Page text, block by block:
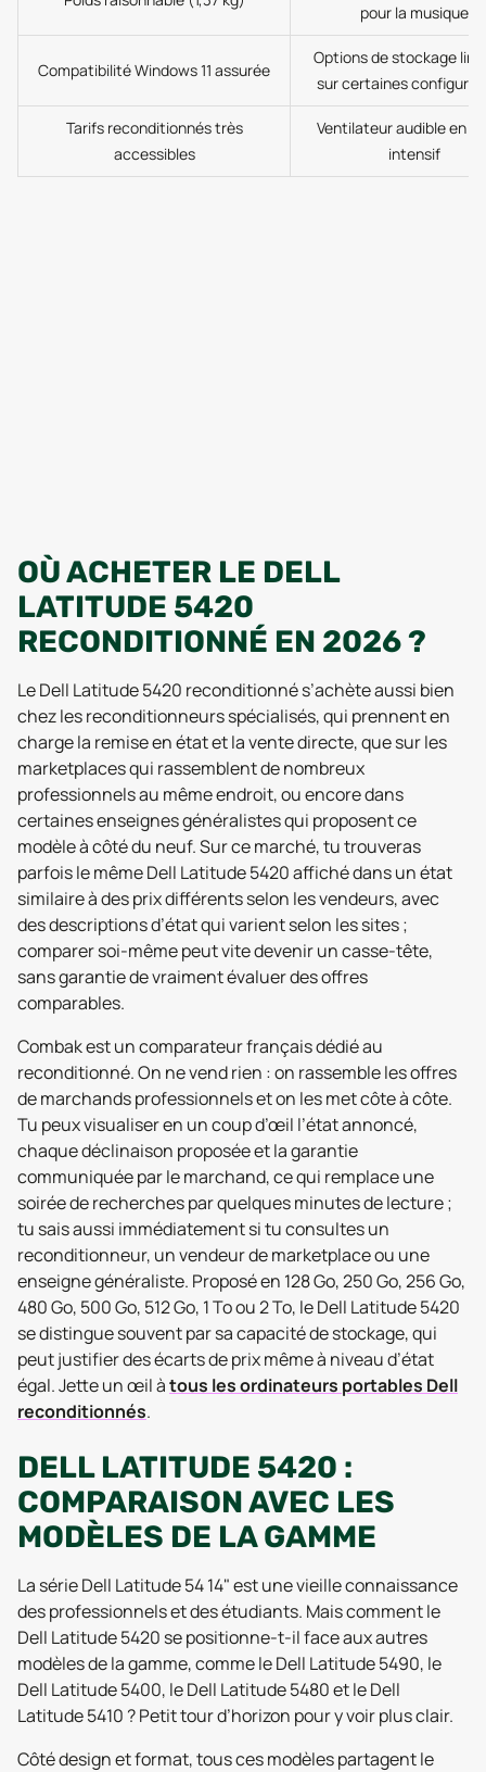
pour la musique
Compatibilité Windows 11 assurée
Options de stockage
sur certaines
Tarifs reconditionnés très
accessibles
Ventilateur audible en
intensif
OÙ ACHETER LE DELL
LATITUDE 5420
RECONDITIONNÉ EN 2026 ?
Le Dell Latitude 5420 reconditionné s’achète aussi bien
chez les reconditionneurs spécialisés, qui prennent en
charge la remise en état et la vente directe, que sur les
marketplaces qui rassemblent de nombreux
professionnels au même endroit, ou encore dans
certaines enseignes généralistes qui proposent ce
modèle à côté du neuf. Sur ce marché, tu trouveras
parfois le même Dell Latitude 5420 affiché dans un état
similaire à des prix différents selon les vendeurs, avec
des descriptions d’état qui varient selon les sites ;
comparer soi-même peut vite devenir un casse-tête,
sans garantie de vraiment évaluer des offres
comparables.
Combak est un comparateur français dédié au
reconditionné. On ne vend rien : on rassemble les offres
de marchands professionnels et on les met côte à côte.
Tu peux visualiser en un coup d’œil l’état annoncé,
chaque déclinaison proposée et la garantie
communiquée par le marchand, ce qui remplace une
soirée de recherches par quelques minutes de lecture ;
tu sais aussi immédiatement si tu consultes un
reconditionneur, un vendeur de marketplace ou une
enseigne généraliste. Proposé en 128 Go, 250 Go, 256 Go,
480 Go, 500 Go, 512 Go, 1 To ou 2 To, le Dell Latitude 5420
se distingue souvent par sa capacité de stockage, qui
peut justifier des écarts de prix même à niveau d’état
égal. Jette un œil àtous les ordinateurs portables Dell
reconditionnés.
DELL LATITUDE 5420 :
COMPARAISON AVEC LES
MODÈLES DE LA GAMME
La série Dell Latitude 54 14" est une vieille connaissance
des professionnels et des étudiants. Mais comment le
Dell Latitude 5420 se positionne-t-il face aux autres
modèles de la gamme, comme le Dell Latitude 5490, le
Dell Latitude 5400, le Dell Latitude 5480 et le Dell
Latitude 5410 ? Petit tour d’horizon pour y voir plus clair.
Côté design et format, tous ces modèles partagent le